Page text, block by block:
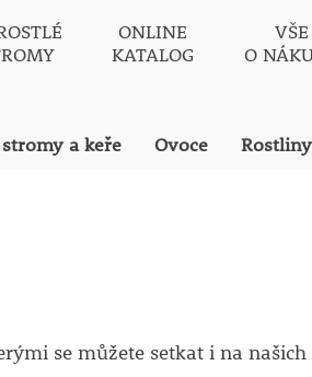
ONLINE
KATALOG
VŠE
O
a keře Ovoce
se můžete setkat i na